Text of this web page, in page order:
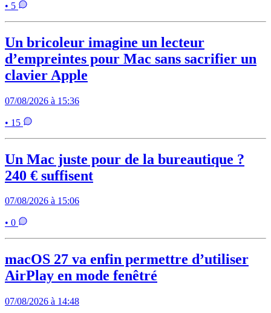
• 5
Un bricoleur imagine un lecteur
d’empreintes pour Mac sans sacrifier un
clavier Apple
07/08/2026 à 15:36
• 15
Un Mac juste pour de la bureautique ?
240 € suffisent
07/08/2026 à 15:06
• 0
macOS 27 va enfin permettre d’utiliser
AirPlay en mode fenêtré
07/08/2026 à 14:48